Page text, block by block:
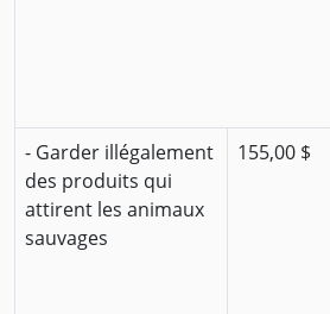
- Garder illégalement
des produits qui
attirent les animaux
sauvages
155,00 $